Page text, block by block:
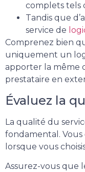
complets tels
Tandis que
service de
Comprenez bien
uniquement un
apporter la même
prestataire en
Évaluez la
La qualité du
fondamental.
lorsque vous
Assurez-vous que